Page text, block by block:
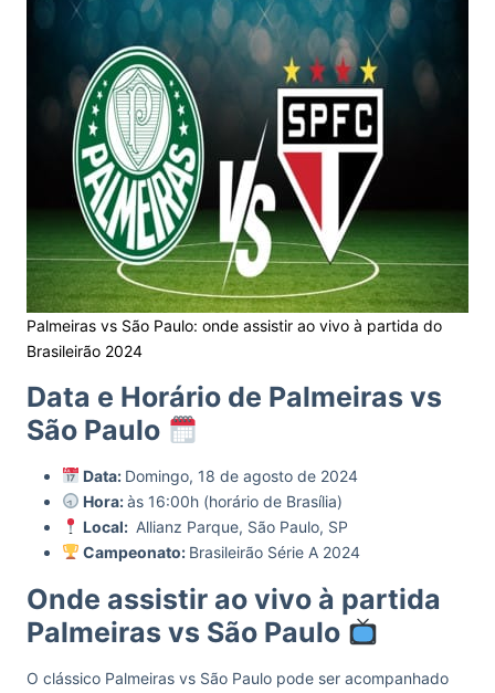
Palmeiras vs São Paulo: onde assistir ao vivo à partida do
Brasileirão 2024
Data e Horário de Palmeiras vs
São Paulo
Data: Domingo, 18 de agosto de 2024
Hora:às 16:00h (horário de Brasília)
Local: Allianz Parque, São Paulo, SP
Campeonato: Brasileirão Série A 2024
Onde assistir ao vivo à partida
Palmeiras vs São Paulo
O clássico Palmeiras vs São Paulo pode ser acompanhado